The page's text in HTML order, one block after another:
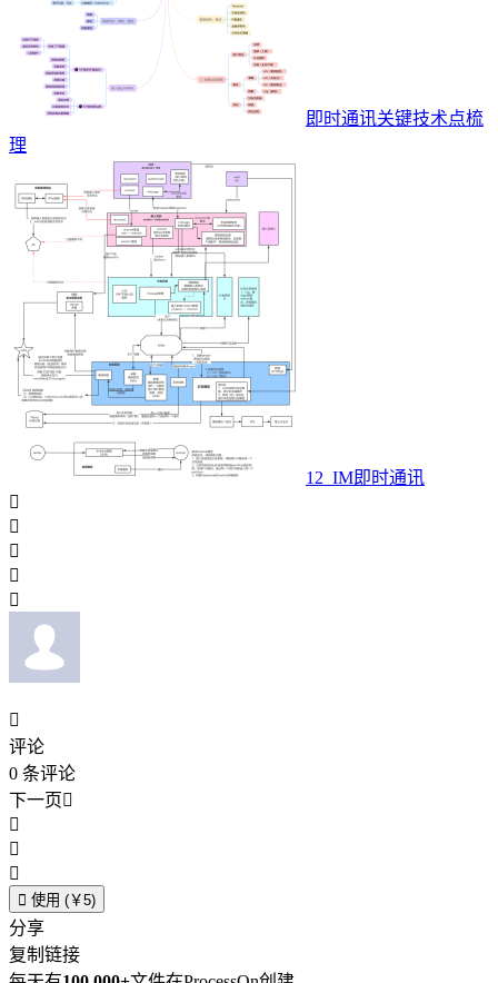
即时通讯关键技术点梳
理
12_IM即时通讯






评论
0 条评论
下一页



 使用 (￥5)
分享
复制链接